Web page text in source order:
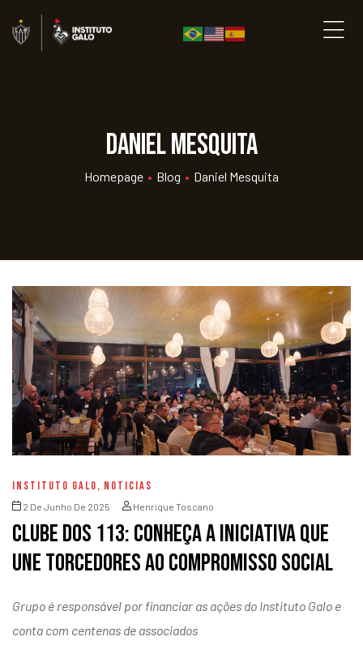
Daniel Mesquita
Homepage • Blog • Daniel Mesquita
INSTITUTO GALO, NOTICIAS
2 De Junho De 2025 Henrique Toscano
Clube dos 113: conheça a iniciativa que
une torcedores ao compromisso social
Grupo é responsável por financiar as ações do Instituto Galo e
conta com centenas de associados